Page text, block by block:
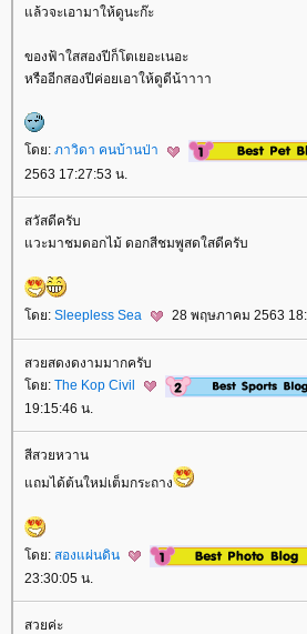
ล้วจะเอามาให้ดูนะก๊ะ
ของฟ้าใสสองปีก็โตเยอะเนอะ
หรืออีกสองปีค่อยเอาให้ดูดีน้าาาา
ดย: ภาวิดา คนบ้านป่า
2563 17:27:53 น.
สวัสดีครับ
วะมาชมดอกไม้ ดอกสีชมพูสดใสดีครับ
ดย: Sleepless Sea 28 พฤษภาคม 2563
สวยสดงดงามมากครับ
ดย: The Kop Civil
19:15:46 น.
สีสวยหวาน
ถมได้ต้นใหม่เต็มกระถาง
ดย: สองแผ่นดิน
23:30:05 น.
สวยค่ะ